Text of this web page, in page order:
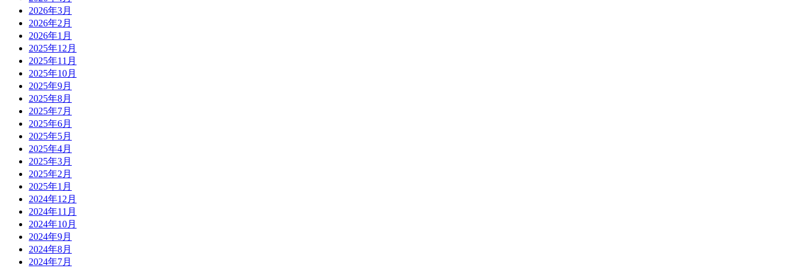
2026年3月
2026年2月
2026年1月
2025年12月
2025年11月
2025年10月
2025年9月
2025年8月
2025年7月
2025年6月
2025年5月
2025年4月
2025年3月
2025年2月
2025年1月
2024年12月
2024年11月
2024年10月
2024年9月
2024年8月
2024年7月